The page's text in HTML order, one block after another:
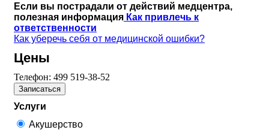
Если вы пострадали от действий медцентра,
полезная информация Как привлечь к
ответственности
Как уберечь себя от медицинской ошибки?
Цены
Телефон: 499 519-38-52
Записаться
Услуги
Акушерство